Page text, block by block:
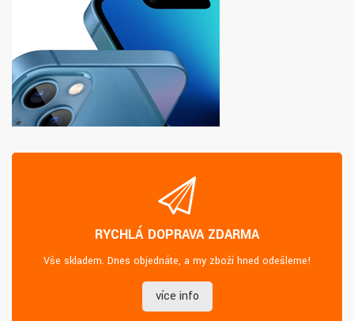
RYCHLÁ DOPRAVA ZDARMA
Vše skladem. Dnes objednáte, a my zboží hned odešleme!
více info